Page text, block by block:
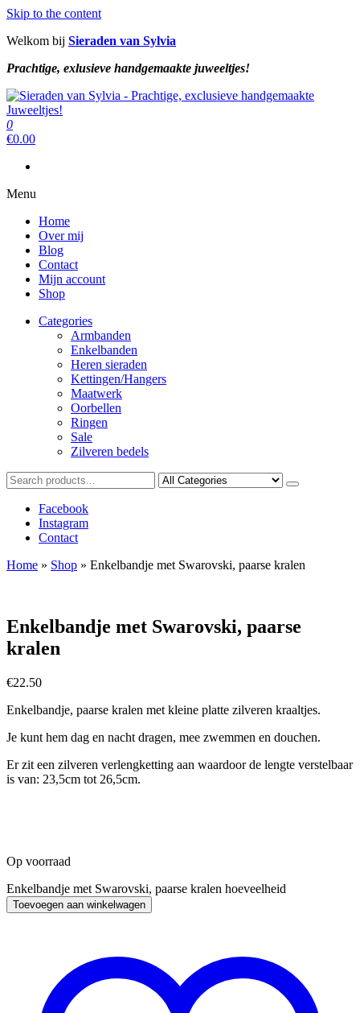
Skip to the content
Welkom bij Sieraden van Sylvia
Prachtige, exlusieve handgemaakte juweeltjes!
Sieraden van Sylvia
Prachtige, exclusieve handgemaakte juweeltjes!
Sieraden van Sylvia
Prachtige, exclusieve handgemaakte juweeltjes!
0
€0.00
Menu
Home
Over mij
Blog
Contact
Mijn account
Shop
Categories
Armbanden
Enkelbanden
Heren sieraden
Kettingen/Hangers
Maatwerk
Oorbellen
Ringen
Sale
Zilveren bedels
Facebook
Instagram
Contact
Home » Shop » Enkelbandje met Swarovski, paarse kralen
Enkelbandje met Swarovski, paarse
kralen
€22.50
Enkelbandje, paarse kralen met kleine platte zilveren kraaltjes.
Je kunt hem dag en nacht dragen, mee zwemmen en douchen.
Er zit een zilveren verlengketting aan waardoor de lengte verstelbaar
is van: 23,5cm tot 26,5cm.
Op voorraad
Enkelbandje met Swarovski, paarse kralen hoeveelheid
Toevoegen aan winkelwagen